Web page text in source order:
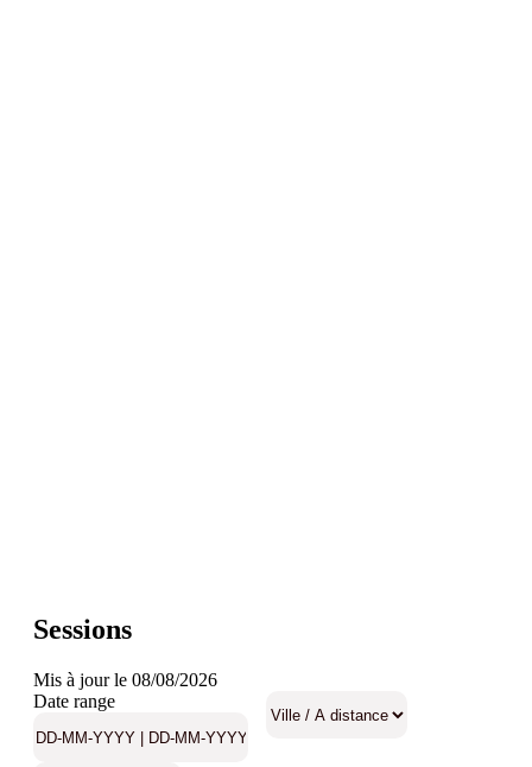
Sessions
Mis à jour le 08/08/2026
Date range